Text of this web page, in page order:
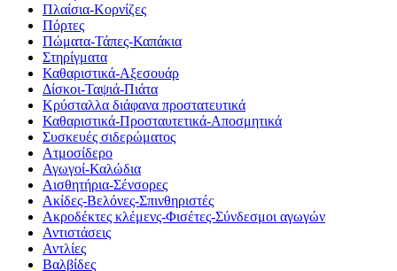
Πλαίσια-Κορνίζες
Πόρτες
Πώματα-Τάπες-Καπάκια
Στηρίγματα
Καθαριστικά-Αξεσουάρ
Δίσκοι-Ταψιά-Πιάτα
Κρύσταλλα διάφανα προστατευτικά
Καθαριστικά-Προσταυτετικά-Αποσμητικά
Συσκευές σιδερώματος
Ατμοσίδερο
Αγωγοί-Καλώδια
Αισθητήρια-Σένσορες
Ακίδες-Βελόνες-Σπινθηριστές
Ακροδέκτες κλέμενς-Φισέτες-Σύνδεσμοι αγωγών
Αντιστάσεις
Αντλίες
Βαλβίδες